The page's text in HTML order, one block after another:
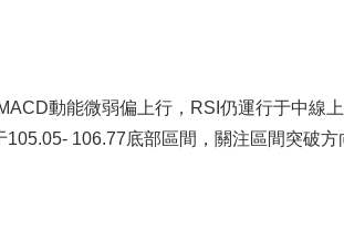
動能微弱偏上行，RSI仍運行于中線上
106.77底部區間，關注區間突破方